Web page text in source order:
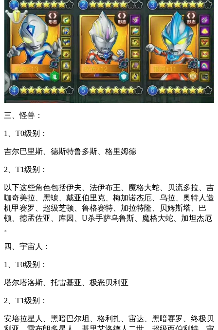
三、怪兽：
1、T0级别：
吉尔巴里斯、德斯特鲁多斯、格里姆德
2、T1级别：
以下这些角色包括伊夫、法伊布王、魔格大蛇、贝流多拉、吉
咖奇美拉、黑蜧、戴亚伯里克、梅加诺杰厄、乌拉、奥特人造
机甲赛罗、超级芝顿、鲁格赛特、加拉特隆、贝姆斯塔、巴
顿、德孟佐亚、库因、U杀手萨乌鲁斯、魔格大蛇、加坦杰厄
。
四、宇宙人：
1、T0级别：
塔尔塔洛斯、托雷基亚、极恶贝利亚
2、T1级别：
安培拉星人、黑暗巴尔坦、格利扎、宙达、黑暗赛罗、终极贝